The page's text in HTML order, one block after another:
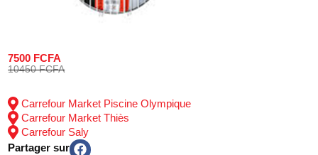
7500 FCFA
10450 FCFA
Carrefour Market Piscine Olympique
Carrefour Market Thiès
Carrefour Saly
Partager sur